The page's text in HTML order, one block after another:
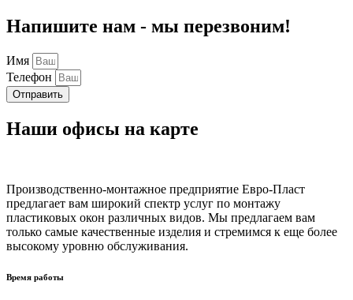
Напишите нам - мы перезвоним!
Имя
Телефон
Отправить
Наши офисы на карте
Производственно-монтажное предприятие Евро-Пласт
предлагает вам широкий спектр услуг по монтажу
пластиковых окон различных видов. Мы предлагаем вам
только самые качественные изделия и стремимся к еще более
высокому уровню обслуживания.
Время работы